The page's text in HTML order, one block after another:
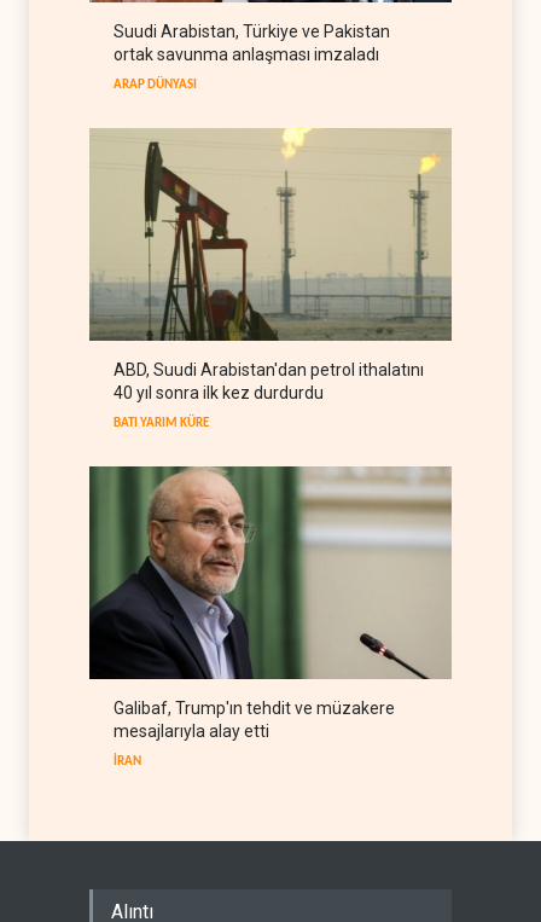
UNICEF: Gazze'de
ateşkesten bu yana 300
İsrail'den Gazze'ye tank,
topçu ve İHA saldırıları
07 Ağustos 2026
Yemen: Suudi kara harekâtı
önleyici saldırıyla engellendi
YEMEN
ağır darbe, yüzlerce asker
öldü
Suudi Arabistan, Türkiye ve Pakistan
ortak savunma anlaşması imzaladı
ARAP DÜNYASI
ABD, Suudi Arabistan'dan petrol ithalatını
40 yıl sonra ilk kez durdurdu
BATI YARIM KÜRE
Galibaf, Trump'ın tehdit ve müzakere
mesajlarıyla alay etti
İRAN
Alıntı